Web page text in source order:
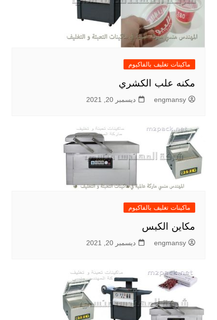
ماكينات تغليف بالفاكيوم
مكنه علب الكشري
engmansy ديسمبر 20, 2021
ماكينات تغليف بالفاكيوم
مكاين الكبس
engmansy ديسمبر 20, 2021